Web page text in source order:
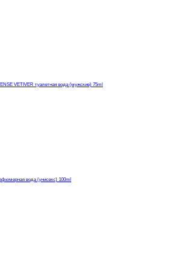
VETIVER туалетная вода (мужские) 75ml
вода (унисекс) 100ml